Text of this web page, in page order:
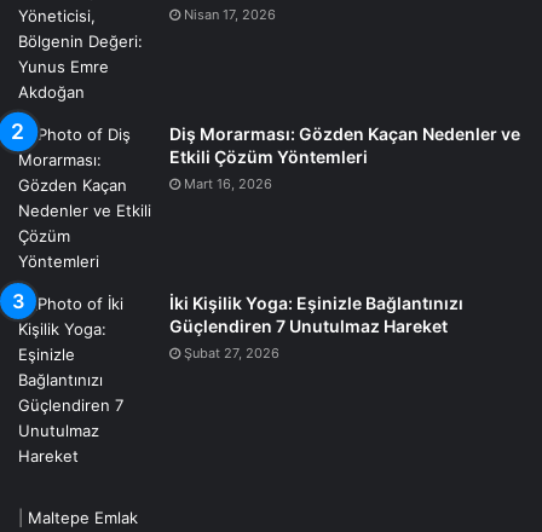
Nisan 17, 2026
Diş Morarması: Gözden Kaçan Nedenler ve
Etkili Çözüm Yöntemleri
Mart 16, 2026
İki Kişilik Yoga: Eşinizle Bağlantınızı
Güçlendiren 7 Unutulmaz Hareket
Şubat 27, 2026
Maltepe Emlak